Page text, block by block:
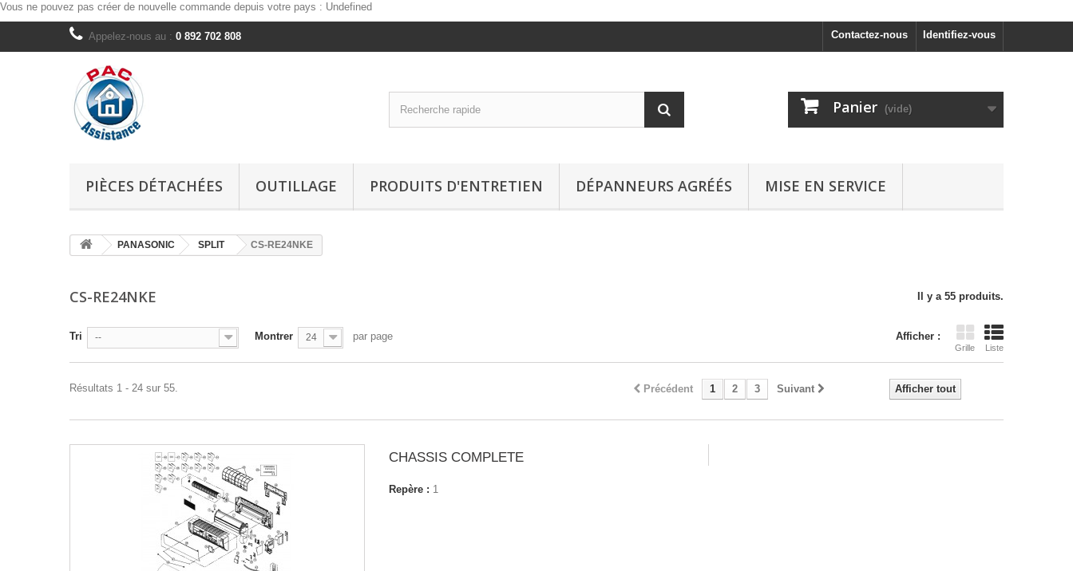
Vous ne pouvez pas créer de nouvelle commande depuis votre pays : Undefined
Identifiez-vous
Contactez-nous
Appelez-nous au : 0 892 702 808
Panier (vide)
PIÈCES DÉTACHÉES OUTILLAGE PRODUITS D'ENTRETIEN DÉPANNEURS AGRÉÉS MISE EN SERVICE
PANASONIC SPLIT CS-RE24NKE
CS-RE24NKE Il y a 55 produits.
Afficher :
Grille Liste
Tri -- Montrer 24 par page
Afficher tout
Précédent 1 2 3 Suivant
Résultats 1 - 24 sur 55.
CHASSIS COMPLETE
Repère : 1